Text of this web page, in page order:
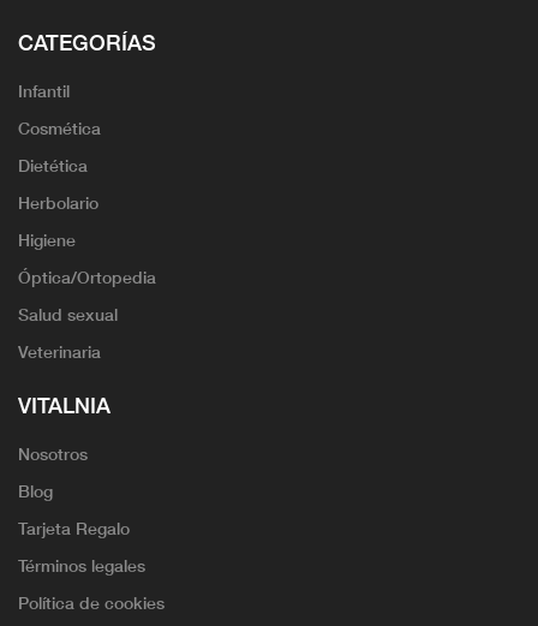
CATEGORÍAS
Infantil
Cosmética
Dietética
Herbolario
Higiene
Óptica/Ortopedia
Salud sexual
Veterinaria
VITALNIA
Nosotros
Blog
Tarjeta Regalo
Términos legales
Política de cookies